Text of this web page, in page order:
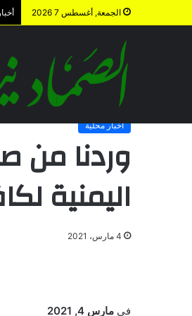
الجمعة, أغسطس 7 2026
الرئيسية /أخبار محلية وردنا
أخبار محلية
وردنا من
اليمنية
4 مارس، 2021
في مارس 4, 2021